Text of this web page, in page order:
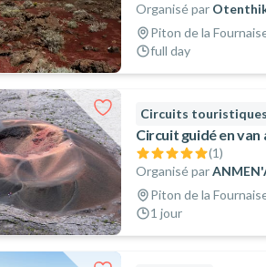
Organisé par
Piton de la
full day
Circuits touristiques
Circuit guidé en van
(1)
Organisé par
Piton de la
1 jour